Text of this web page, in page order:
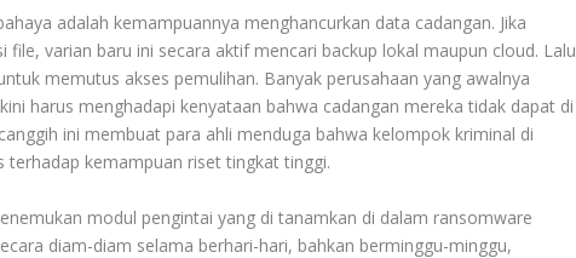
adalah kemampuannya menghancurkan data cadangan. Jika
varian baru ini secara aktif mencari backup lokal maupun cloud. Lalu
memutus akses pemulihan. Banyak perusahaan yang awalnya
harus menghadapi kenyataan bahwa cadangan mereka tidak dapat di
ini membuat para ahli menduga bahwa kelompok kriminal di
terhadap kemampuan riset tingkat tinggi.
modul pengintai yang di tanamkan di dalam ransomware
diam-diam selama berhari-hari, bahkan berminggu-minggu,